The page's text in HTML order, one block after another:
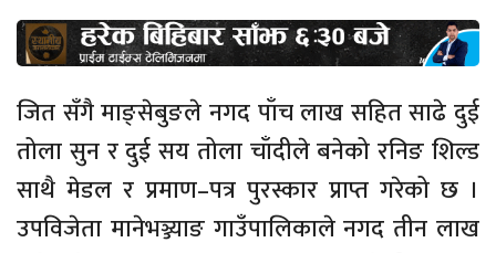
जित सँगै माङ्सेबुङले नगद पाँच लाख सहित साढे दुई
तोला सुन र दुई सय तोला चाँदीले बनेको रनिङ शिल्ड
साथै मेडल र प्रमाण–पत्र पुरस्कार प्राप्त गरेको छ ।
उपविजेता मानेभञ्ज्याङ गाउँपालिकाले नगद तीन लाख